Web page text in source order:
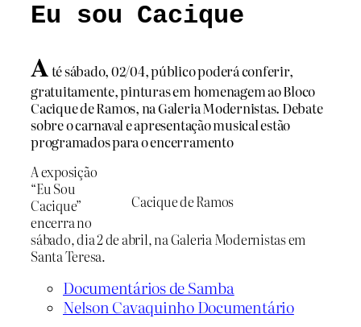
Eu sou Cacique
Até sábado, 02/04, público poderá conferir,
gratuitamente, pinturas em homenagem ao Bloco
Cacique de Ramos, na Galeria Modernistas. Debate
sobre o carnaval e apresentação musical estão
programados para o encerramento
Cacique de Ramos
A exposição
“Eu Sou
Cacique”
encerra no
sábado, dia 2 de abril, na Galeria Modernistas em
Santa Teresa.
Documentários de Samba
Nelson Cavaquinho Documentário